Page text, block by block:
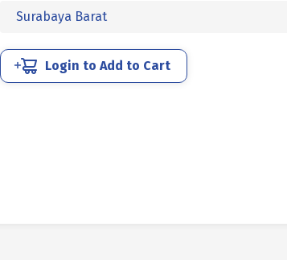
5/8
250
X
Surabaya Barat
Login to Add to Cart